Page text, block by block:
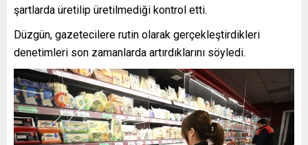
şartlarda üretilip üretilmediği kontrol etti.
Düzgün, gazetecilere rutin olarak gerçekleştirdikleri
denetimleri son zamanlarda artırdıklarını söyledi.